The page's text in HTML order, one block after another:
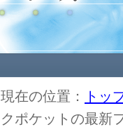
現在の位置：
トッ
クポケットの最新